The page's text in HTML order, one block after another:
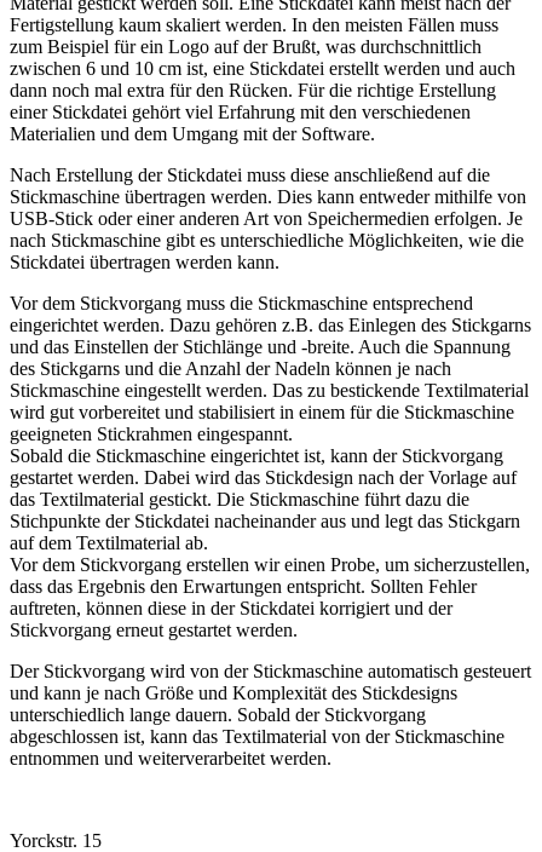
Fertigstellung kaum skaliert werden. In den meisten Fällen muss
zum Beispiel für ein Logo auf der Brußt, was durchschnittlich
zwischen 6 und 10 cm ist, eine Stickdatei erstellt werden und auch
dann noch mal extra für den Rücken. Für die richtige Erstellung
einer Stickdatei gehört viel Erfahrung mit den verschiedenen
Materialien und dem Umgang mit der Software.
Nach Erstellung der Stickdatei muss diese anschließend auf die
Stickmaschine übertragen werden. Dies kann entweder mithilfe von
USB-Stick oder einer anderen Art von Speichermedien erfolgen. Je
nach Stickmaschine gibt es unterschiedliche Möglichkeiten, wie die
Stickdatei übertragen werden kann.
Vor dem Stickvorgang muss die Stickmaschine entsprechend
eingerichtet werden. Dazu gehören z.B. das Einlegen des Stickgarns
und das Einstellen der Stichlänge und -breite. Auch die Spannung
des Stickgarns und die Anzahl der Nadeln können je nach
Stickmaschine eingestellt werden. Das zu bestickende Textilmaterial
wird gut vorbereitet und stabilisiert in einem für die Stickmaschine
geeigneten Stickrahmen eingespannt.
Sobald die Stickmaschine eingerichtet ist, kann der Stickvorgang
gestartet werden. Dabei wird das Stickdesign nach der Vorlage auf
das Textilmaterial gestickt. Die Stickmaschine führt dazu die
Stichpunkte der Stickdatei nacheinander aus und legt das Stickgarn
auf dem Textilmaterial ab.
Vor dem Stickvorgang erstellen wir einen Probe, um sicherzustellen,
dass das Ergebnis den Erwartungen entspricht. Sollten Fehler
auftreten, können diese in der Stickdatei korrigiert und der
Stickvorgang erneut gestartet werden.
Der Stickvorgang wird von der Stickmaschine automatisch gesteuert
und kann je nach Größe und Komplexität des Stickdesigns
unterschiedlich lange dauern. Sobald der Stickvorgang
abgeschlossen ist, kann das Textilmaterial von der Stickmaschine
entnommen und weiterverarbeitet werden.
Yorckstr. 15